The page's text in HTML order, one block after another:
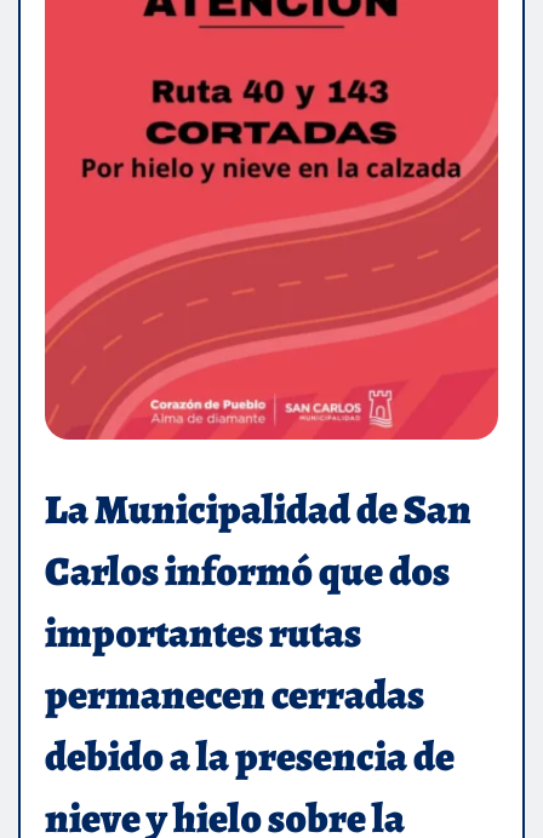
La Municipalidad de San
Carlos informó que dos
importantes rutas
permanecen cerradas
debido a la presencia de
nieve y hielo sobre la